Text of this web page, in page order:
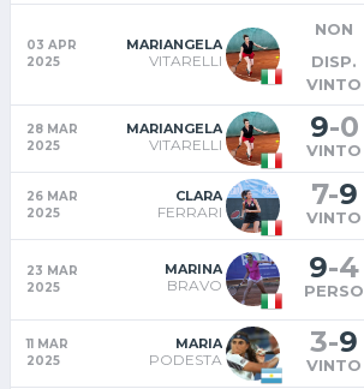
03 APR
2025
MARIANGELA
VITARELLI
NON
DISP.
VINTO
28 MAR
2025
MARIANGELA
VITARELLI
9-0
VINTO
26 MAR
2025
CLARA
FERRARI
7-9
VINTO
23 MAR
2025
MARINA
BRAVO
9-4
PERSO
11 MAR
2025
MARIA
PODESTA
3-9
VINTO